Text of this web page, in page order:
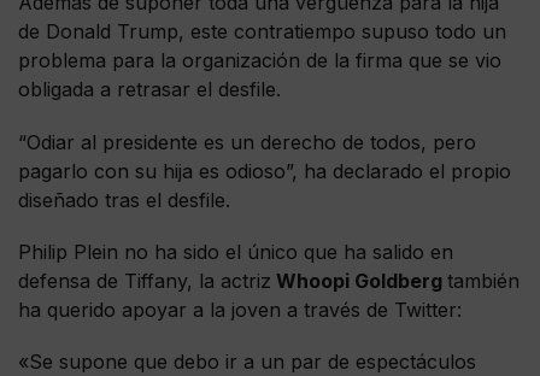
de Donald Trump, este contratiempo supuso todo un
problema para la organización de la firma que se vio
obligada a retrasar el desfile.
“Odiar al presidente es un derecho de todos, pero
pagarlo con su hija es odioso”, ha declarado el propio
diseñado tras el desfile.
Philip Plein no ha sido el único que ha salido en
defensa de Tiffany, la actriz Whoopi Goldberg también
ha querido apoyar a la joven a través de Twitter:
«Se supone que debo ir a un par de espectáculos